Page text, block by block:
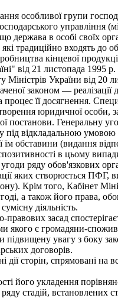
особливої групи
управління
в особі своїх
традиційно входять до
кінцевої
від 21 листопада 1995
України від
законом —
її досягнення.
юридичної особи,
Генеральну
відкладальною
їм обставини (видання
в цьому
ряду обов'язкових
яких створюється ПФГ,
Крім того, Кабінет
а також його права,
діяльність.
засад
якого є громадяни-
увагу з боку
договорів.
сторін, спрямовані на
його укладення
ряду стадій,